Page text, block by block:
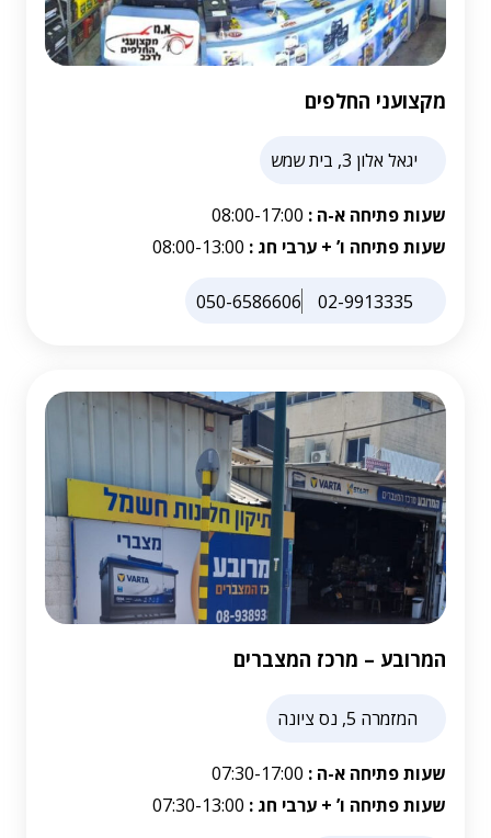
מקצועני החלפים
יגאל אלון 3, בית שמש
שעות פתיחה א-ה : 08:00-17:00
שעות פתיחה ו’ + ערבי חג : 08:00-13:00
02-9913335
050-6586606
המרובע – מרכז המצברים
המזמרה 5, נס ציונה
שעות פתיחה א-ה : 07:30-17:00
שעות פתיחה ו’ + ערבי חג : 07:30-13:00